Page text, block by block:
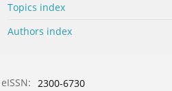
Topics index
Authors index
eISSN: 2300-6730